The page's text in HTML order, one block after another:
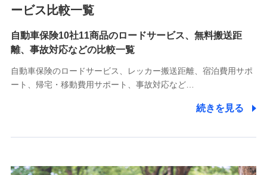
各種お問い合わせに対応するため
10.受託業務の 個人情報
受託業務の遂行およびこれらに準ずる業務の遂行のため
11.マイカー通勤管理クラウド並びに法人向けASPサー
をお送りするため
分析するため
ービス比較一覧
自動車保険10社11商品のロードサービス、無料搬送距
離、事故対応などの比較一覧
自動車保険のロードサービス、レッカー搬送距離、宿泊費用サポ
ート、帰宅・移動費用サポート、事故対応など…
続きを見る